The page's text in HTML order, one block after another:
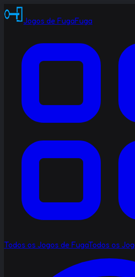
Jogos de FugaFuga
Todos os Jogos de FugaTodos os